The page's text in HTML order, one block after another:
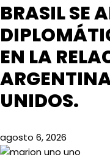
BRASIL SE
EN LA
UNIDOS.
agosto 6, 2026